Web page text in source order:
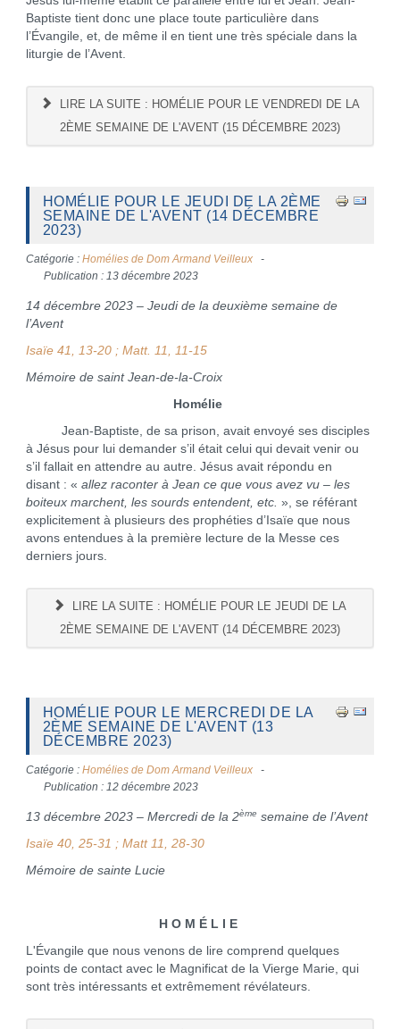
Baptiste tient donc une place toute particulière dans
l’Évangile, et, de même il en tient une très spéciale dans la
liturgie de l’Avent.
LIRE LA SUITE : HOMÉLIE POUR LE VENDREDI DE LA
2ÈME SEMAINE DE L'AVENT (15 DÉCEMBRE 2023)
HOMÉLIE POUR LE JEUDI DE LA 2ÈME
SEMAINE DE L'AVENT (14 DÉCEMBRE
2023)
Catégorie : Homélies de Dom Armand Veilleux
Publication : 13 décembre 2023
14 décembre 2023 – Jeudi de la deuxième semaine de
l’Avent
Isaïe 41, 13-20 ; Matt. 11, 11-15
Mémoire de saint Jean-de-la-Croix
Homélie
Jean-Baptiste, de sa prison, avait envoyé ses disciples
à Jésus pour lui demander s’il était celui qui devait venir ou
s’il fallait en attendre au autre. Jésus avait répondu en
disant : « allez raconter à Jean ce que vous avez vu – les
boiteux marchent, les sourds entendent, etc. », se référant
explicitement à plusieurs des prophéties d’Isaïe que nous
avons entendues à la première lecture de la Messe ces
derniers jours.
LIRE LA SUITE : HOMÉLIE POUR LE JEUDI DE LA
2ÈME SEMAINE DE L'AVENT (14 DÉCEMBRE 2023)
HOMÉLIE POUR LE MERCREDI DE LA
2ÈME SEMAINE DE L'AVENT (13
DÉCEMBRE 2023)
Catégorie : Homélies de Dom Armand Veilleux
Publication : 12 décembre 2023
13 décembre 2023 – Mercredi de la 2ème semaine de l’Avent
Isaïe 40, 25-31 ; Matt 11, 28-30
Mémoire de sainte Lucie
H O M É L I E
L'Évangile que nous venons de lire comprend quelques
points de contact avec le Magnificat de la Vierge Marie, qui
sont très intéressants et extrêmement révélateurs.